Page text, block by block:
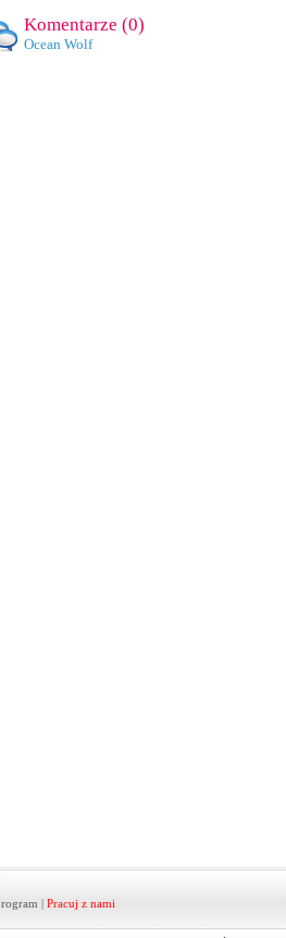
Komentarze (0)
Ocean Wolf
| Pracuj z nami